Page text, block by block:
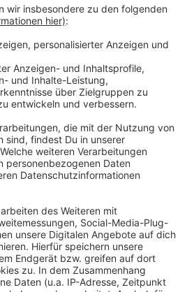
zu laden!
um Videoinhalte
Dieser Service kann
Ihren Aktivitäten
Bitte lesen Sie die
Service zu, um dieses
anzusehen.
Informationen
Usercentrics Consent
Platform
Music Video)